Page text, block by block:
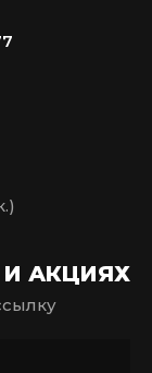
АКЦИЯХ